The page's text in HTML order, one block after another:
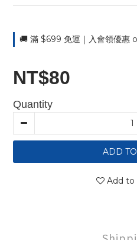
🚚 滿 $699 免運｜入會領優惠
NT$80
Quantity
ADD
Add to